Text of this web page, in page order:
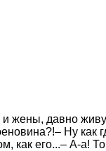
и жены, давно
Ну как
как его...– А-а!